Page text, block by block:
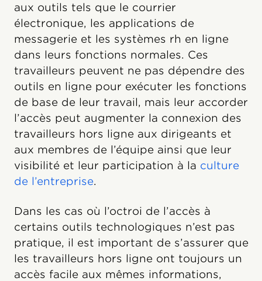
aux outils tels que le courrier
électronique, les applications de
messagerie et les systèmes rh en ligne
dans leurs fonctions normales. Ces
travailleurs peuvent ne pas dépendre des
outils en ligne pour exécuter les fonctions
de base de leur travail, mais leur accorder
l’accès peut augmenter la connexion des
travailleurs hors ligne aux dirigeants et
aux membres de l’équipe ainsi que leur
visibilité et leur participation à la culture
de l’entreprise.
Dans les cas où l’octroi de l’accès à
certains outils technologiques n’est pas
pratique, il est important de s’assurer que
les travailleurs hors ligne ont toujours un
accès facile aux mêmes informations,